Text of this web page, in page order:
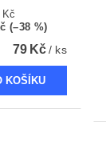
Kč
(–38 %)
79 Kč/ ks